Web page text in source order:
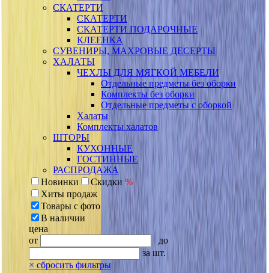
СКАТЕРТИ
СКАТЕРТИ
СКАТЕРТИ ПОДАРОЧНЫЕ
КЛЕЕНКА
СУВЕНИРЫ, МАХРОВЫЕ ДЕСЕРТЫ
ХАЛАТЫ
ЧЕХЛЫ ДЛЯ МЯГКОЙ МЕБЕЛИ
Отдельные предметы без оборки
Комплекты без оборки
Отдельные предметы с оборкой
Халаты
Комплекты халатов
ШТОРЫ
КУХОННЫЕ
ГОСТИННЫЕ
РАСПРОДАЖА
Новинки
Скидки %
Хиты продаж
Товары с фото
В наличии
цена
от
до
за шт.
× сбросить фильтры